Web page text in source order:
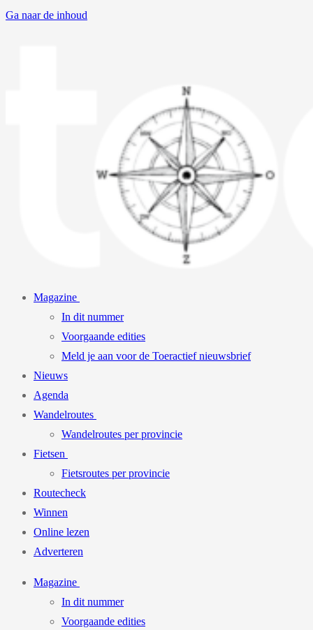
Ga naar de inhoud
Magazine
In dit nummer
Voorgaande edities
Meld je aan voor de Toeractief nieuwsbrief
Nieuws
Agenda
Wandelroutes
Wandelroutes per provincie
Fietsen
Fietsroutes per provincie
Routecheck
Winnen
Online lezen
Adverteren
Magazine
In dit nummer
Voorgaande edities